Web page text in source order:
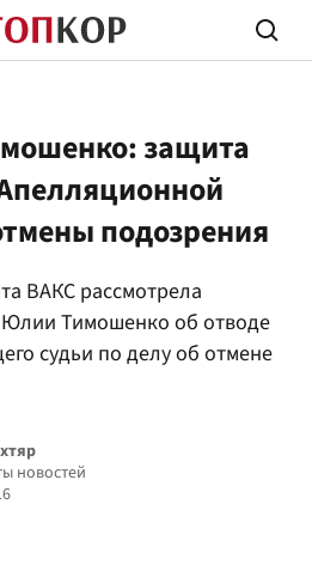
защита
подозрения
ВАКС рассмотрела
Тимошенко об отводе
судьи по делу об отмене
новостей